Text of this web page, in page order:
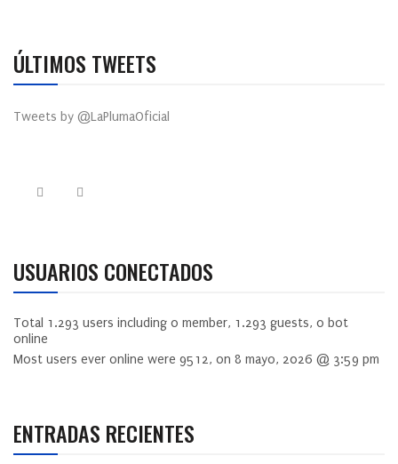
ÚLTIMOS TWEETS
Tweets by @LaPlumaOficial
USUARIOS CONECTADOS
Total 1.293 users including 0 member, 1.293 guests, 0 bot
online
Most users ever online were 9512, on 8 mayo, 2026 @ 3:59 pm
ENTRADAS RECIENTES